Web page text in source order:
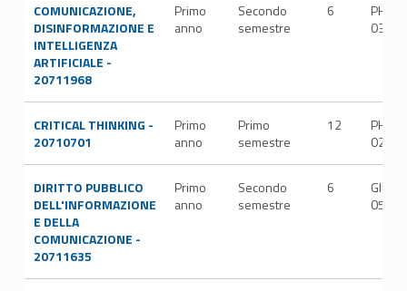
COMUNICAZIONE,
DISINFORMAZIONE E
INTELLIGENZA
ARTIFICIALE -
20711968
Primo
anno
Secondo
semestre
6
PHIL-
03/A
CRITICAL THINKING -
20710701
Primo
anno
Primo
semestre
12
PHIL-
02/A
DIRITTO PUBBLICO
DELL'INFORMAZIONE
E DELLA
COMUNICAZIONE -
20711635
Primo
anno
Secondo
semestre
6
GIUR-
05/A